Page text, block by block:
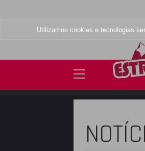
Utilizamos cookies e tecnologias